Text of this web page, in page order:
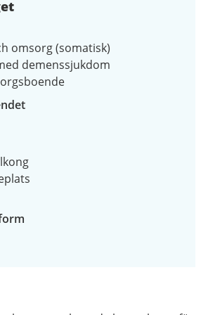
omsorg (somatisk)
demenssjukdom